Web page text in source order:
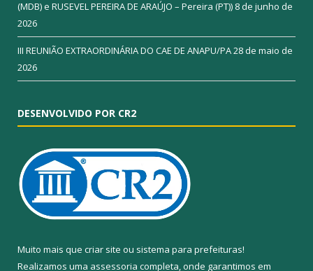
(MDB) e RUSEVEL PEREIRA DE ARAÚJO – Pereira (PT)) 8 de junho de
2026
III REUNIÃO EXTRAORDINÁRIA DO CAE DE ANAPU/PA28 de maio de
2026
DESENVOLVIDO POR CR2
Muito mais que criar site ou sistema para prefeituras!
Realizamos uma assessoria completa, onde garantimos em